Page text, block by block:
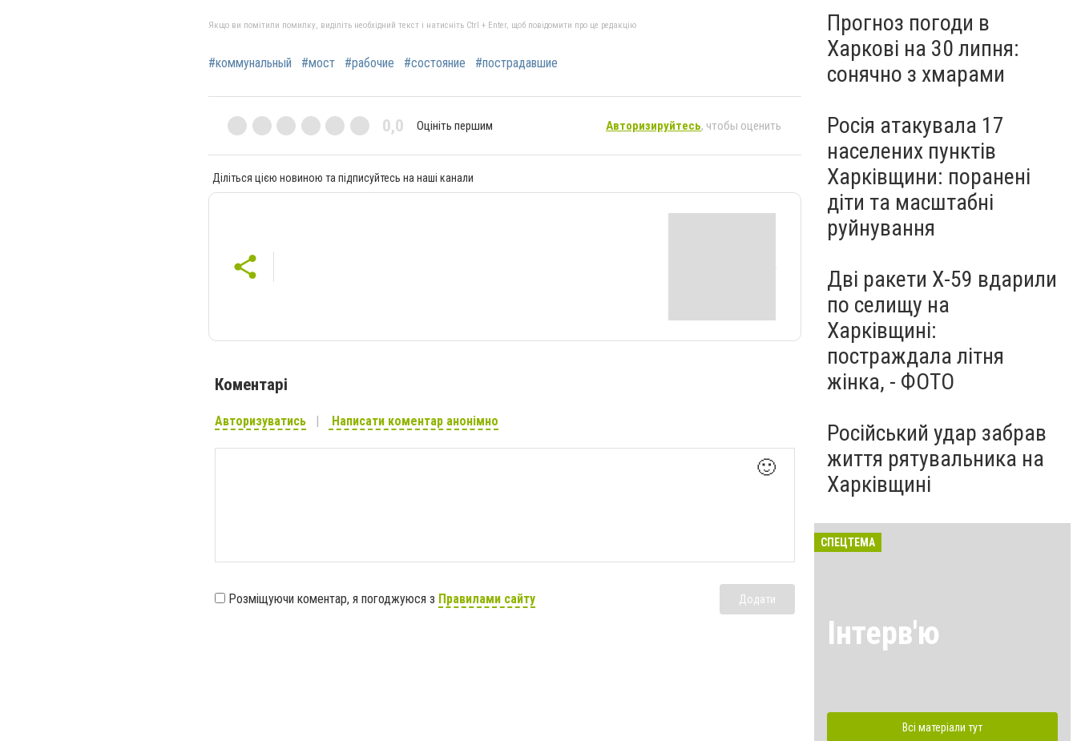
Якщо ви помітили помилку, виділіть необхідний текст і натисніть Ctrl + Enter, щоб повідомити про це редакцію
#коммунальный #мост #рабочие #состояние #пострадавшие
0,0 Оцініть першим Авторизируйтесь, чтобы оценить
Діліться цією новиною та підписуйтесь на наші канали
Коментарі
Авторизуватись Написати коментар анонімно
🙂
Розміщуючи коментар, я погоджуюся з Правилами сайту Додати
Прогноз погоди в
Харкові на 30 липня:
сонячно з хмарами
Росія атакувала 17
населених пунктів
Харківщини: поранені
діти та масштабні
руйнування
Дві ракети Х-59 вдарили
по селищу на
Харківщині:
постраждала літня
жінка, - ФОТО
Російський удар забрав
життя рятувальника на
Харківщині
СПЕЦТЕМА
Інтерв'ю
Всі матеріали тут